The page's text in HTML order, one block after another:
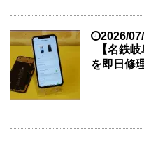
2026/
【名鉄
を即日修